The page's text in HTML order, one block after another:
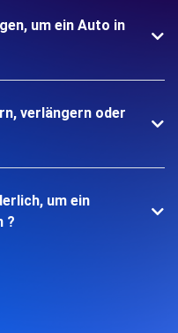
um ein Auto in
verlängern oder
um ein
?